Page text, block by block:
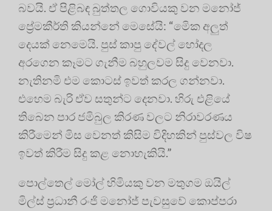
බවයි. ඒ පිළිබඳ බුත්තල ගොවියකු වන මනෝජ්
ප්‍රේමකීර්ති කියන්නේ මෙසේයි: “මෙික අලුත්
දෙයක් නෙමෙයි. පුස් කාපු දේවල් හෝදල
අරගෙන කෑමට ගැනීම බහුලවම සිදු වෙනවා.
නැතිනමි එම කොටස් ඉවත් කරල ගන්නවා.
එහෙම බැරි ඒව සතුන්ට දෙනවා. හිරු එළියේ
තිබෙන පාර ජමිබුල කිරණ වලට නිරාවරණය
කිරීමෙන් මිස වෙනත් කිසිම විදිහකින් පුස්වල විෂ
ඉවත් කිරීම සිදු කළ නොහැකියි.”
පොල්තෙල් මෝල් හිමියකු වන මතුගම ඔයිල්
මිල්ස් ප්‍රධානී රංජි මනෝජ් පැවසුවේ කොප්පරා